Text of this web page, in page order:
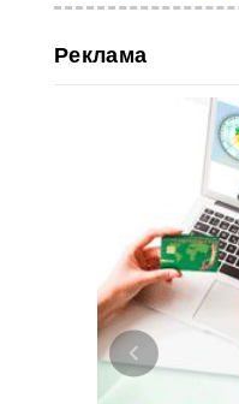
Реклама